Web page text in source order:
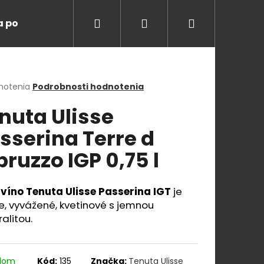
Degustácie
Hľadať Prihlásenie
Podrobnosti hodnotenia
Ulisse
Terre d
IGP 0,75 l
Tenuta Ulisse Passerina IGT je
vyvážené, kvetinové s jemnou
Kód: 135 Značka: Tenuta Ulisse